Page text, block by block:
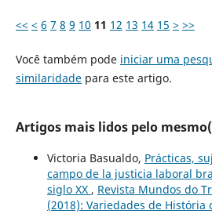
<< < 6 7 8 9 10 11 12 13 14 15 > >>
Você também pode iniciar uma
similaridadepara este artigo.
Artigos mais lidos pelo
Victoria Basualdo, Prácticas,
campo de la justicia laboral
siglo XX , Revista Mundos do
(2018): Variedades de História